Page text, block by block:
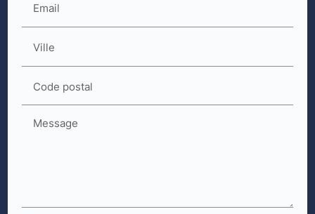
Email
Ville
Code postal
Message